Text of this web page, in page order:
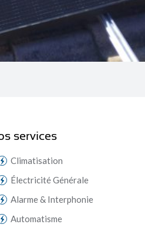
services
Climatisation
Électricité Générale
Alarme & Interphonie
Automatisme